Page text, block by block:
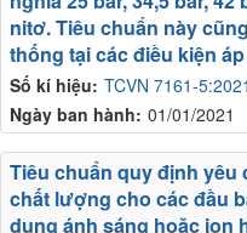
Số kí hiệu: TCVN 7161-
Ngày ban hành: 01/01/2021
nitơ. Tiêu chuẩn này
thống tại các điều kiện
Tiêu chuẩn quy định
chất lượng cho các đầu
dụng ánh sáng hoặc ion